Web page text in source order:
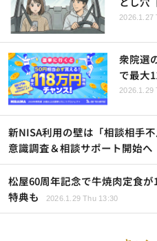
2026.1.27
衆院選
で最大
2026.1.29
新NISA利用の壁は「相談相手
意識調査＆相談サポート開始へ
松屋60周年記念で牛焼肉定食
特典も
2026.1.29 Thu 13:30